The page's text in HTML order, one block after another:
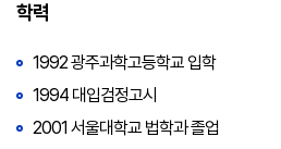
학력
1992 광주과학고등학교 입학
1994 대입검정고시
2001 서울대학교 법학과 졸업